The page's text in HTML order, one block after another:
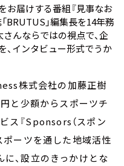
お届けする番組『見事なお
BRUTUS」編集長を14年務
んならではの視点で、企
、インタビュー形式でうか
株式会社の加藤正樹
と少額からスポーツチ
ス『Sponsors（スポン
ポーツを通した地域活性
、設立のきっかけとな